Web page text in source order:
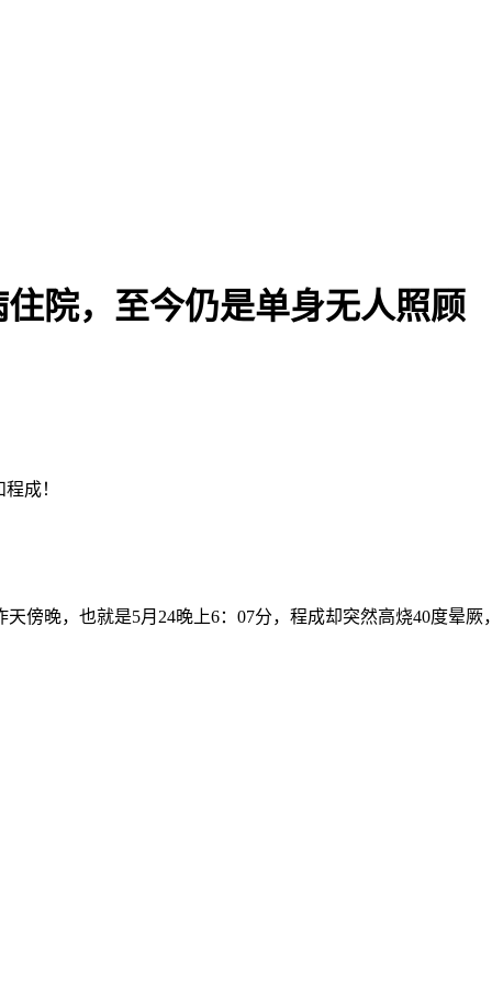
院，至今仍是单身无人照顾
成！
傍晚，也就是5月24晚上6：07分，程成却突然高烧40度晕